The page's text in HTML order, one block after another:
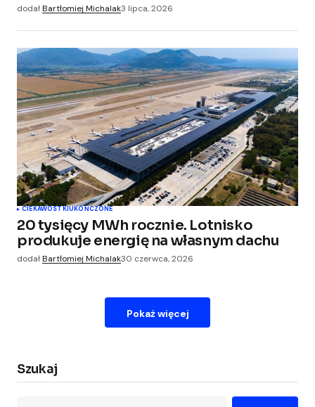
dodałBartłomiej Michalak3 lipca, 2026
CIEKAWOSTKIUKOŃCZONE
20 tysięcy MWh rocznie. Lotnisko
produkuje energię na własnym dachu
dodałBartłomiej Michalak30 czerwca, 2026
Pokaż więcej
Szukaj